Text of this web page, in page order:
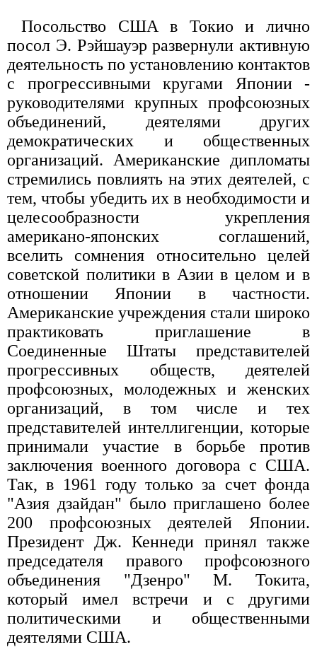
Посольство США в Токио и лично
посол Э. Рэйшауэр развернули активную
деятельность по установлению контактов
с прогрессивными кругами Японии -
руководителями крупных профсоюзных
объединений, деятелями других
демократических и общественных
организаций. Американские дипломаты
стремились повлиять на этих деятелей, с
тем, чтобы убедить их в необходимости и
целесообразности укрепления
американо-японских соглашений,
вселить сомнения относительно целей
советской политики в Азии в целом и в
отношении Японии в частности.
Американские учреждения стали широко
практиковать приглашение в
Соединенные Штаты представителей
прогрессивных обществ, деятелей
профсоюзных, молодежных и женских
организаций, в том числе и тех
представителей интеллигенции, которые
принимали участие в борьбе против
заключения военного договора с США.
Так, в 1961 году только за счет фонда
"Азия дзайдан" было приглашено более
200 профсоюзных деятелей Японии.
Президент Дж. Кеннеди принял также
председателя правого профсоюзного
объединения "Дзенро" М. Токита,
который имел встречи и с другими
политическими и общественными
деятелями США.